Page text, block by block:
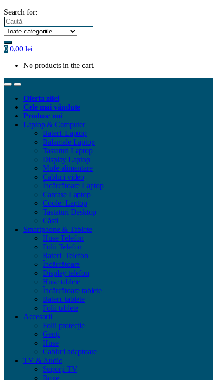
Search for:
0 0,00 lei
No products in the cart.
Oferta zilei
Cele mai vândute
Produse noi
Laptop & Computer
Baterii Laptop
Balamale Laptop
Tastaturi Laptop
Display Laptop
Mufe alimentare
Cabluri video
Încărcătoare Laptop
Carcase Laptop
Cooler Laptop
Tastaturi Desktop
Căști
Smartphone & Tablete
Huse Telefon
Folii Telefon
Baterii Telefon
Încărcătoare
Display telefon
Huse tablete
Încărcătoare tablete
Baterii tablete
Folii tablete
Accesorii
Folii protecție
Genți
Huse
Cabluri adaptoare
TV & Audio
Suporți TV
Boxe